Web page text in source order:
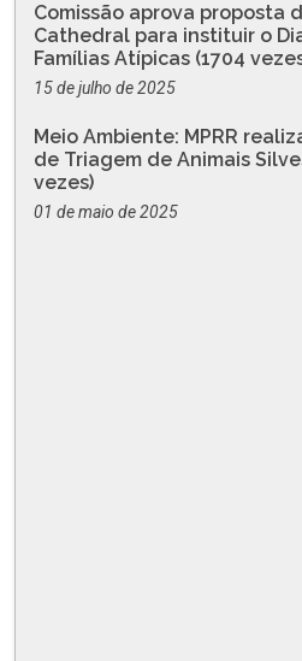
Comissão aprova proposta
Cathedral para instituir o
Famílias Atípicas (1704
15 de julho de 2025
Meio Ambiente: MPRR
de Triagem de Animais
vezes)
01 de maio de 2025